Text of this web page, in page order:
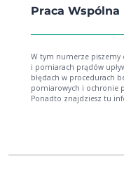
Praca Wspólna
W tym numerze piszemy
i pomiarach prądów
błędach w procedurach
pomiarowych i ochronie
Ponadto znajdziesz tu